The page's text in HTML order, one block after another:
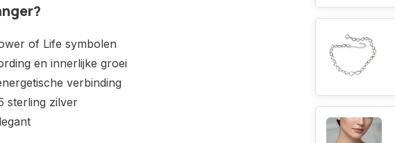
of Life symbolen
en innerlijke groei
verbinding
sterling zilver